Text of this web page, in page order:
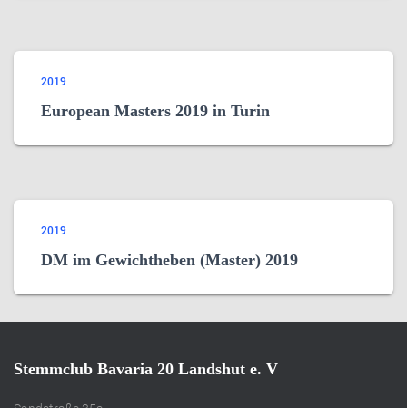
2019
European Masters 2019 in Turin
2019
DM im Gewichtheben (Master) 2019
Stemmclub Bavaria 20 Landshut e. V